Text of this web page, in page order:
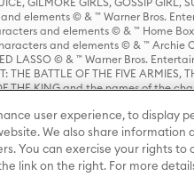
elements © & ™ Warner Bros.
and elements © & ™ Home
and elements © & ™ Archie
LASSO © & ™ Warner Bros.
BATTLE OF THE FIVE ARMIES,
OF THE KING and the names of
and all related trademarks,
user experience, to display
We also share information
You can exercise your rights to
link on the right. For more